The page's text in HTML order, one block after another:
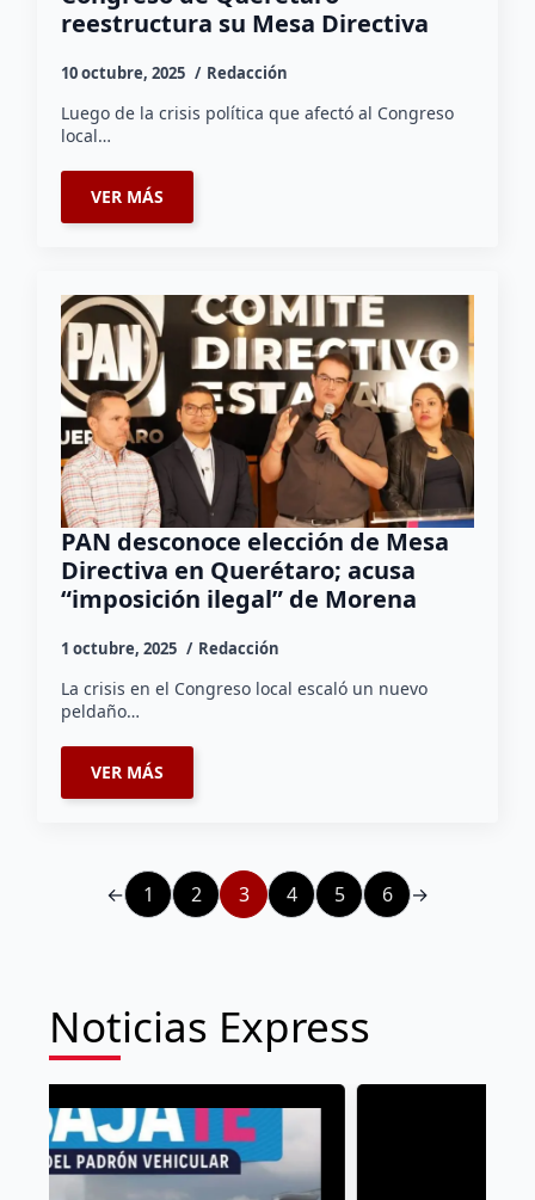
reestructura su Mesa Directiva
10 octubre, 2025 Redacción
Luego de la crisis política que afectó al Congreso
local…
VER MÁS
PAN desconoce elección de Mesa
Directiva en Querétaro; acusa
“imposición ilegal” de Morena
1 octubre, 2025 Redacción
La crisis en el Congreso local escaló un nuevo
peldaño…
VER MÁS
← 1 2 3 4 5 6 →
Noticias Express